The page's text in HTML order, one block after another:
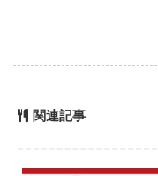
関連記事